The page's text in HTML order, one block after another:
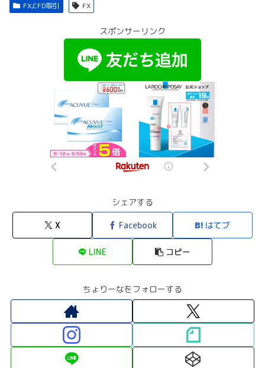
FX,CFD取引 FX
スポンサーリンク
シェアする
X Facebook はてブ
LINE コピー
ちょりーなをフォローする